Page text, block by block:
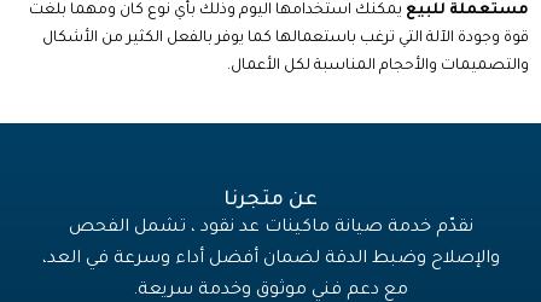
مستعملة للبيع يمكنك استخدامها اليوم وذلك بأي نوع كان ومهما بلغت
قوة وجودة الآلة التي ترغب باستعمالها كما يوفر بالفعل الكثير من الأشكال
والتصميمات والأحجام المناسبة لكل الأعمال.
عن متجرنا
نقدّم خدمة صيانة ماكينات عد نقود ، تشمل الفحص
والإصلاح وضبط الدقة لضمان أفضل أداء وسرعة في العد،
مع دعم فني موثوق وخدمة سريعة.